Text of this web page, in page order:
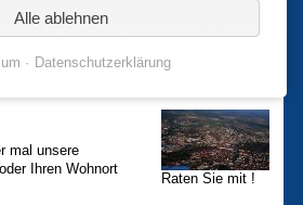
Raten Sie mit !
mal unsere
Ihren Wohnort
Alle ablehnen
Datenschutzerklärung